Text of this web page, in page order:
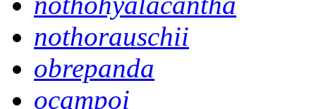
nothorauschii
obrepanda
ocampoi